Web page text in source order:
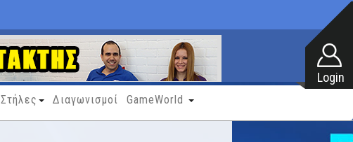
Στήλες Διαγωνισμοί GameWorld